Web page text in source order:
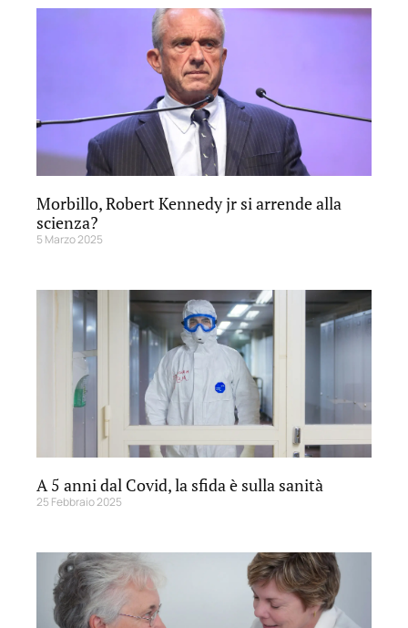
Morbillo, Robert Kennedy jr si arrende alla
scienza?
5 Marzo 2025
A 5 anni dal Covid, la sfida è sulla sanità
25 Febbraio 2025